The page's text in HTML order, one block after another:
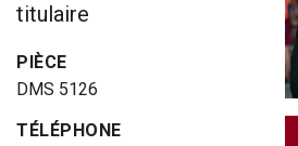
titulaire
PIÈCE
DMS 5126
TÉLÉPHONE